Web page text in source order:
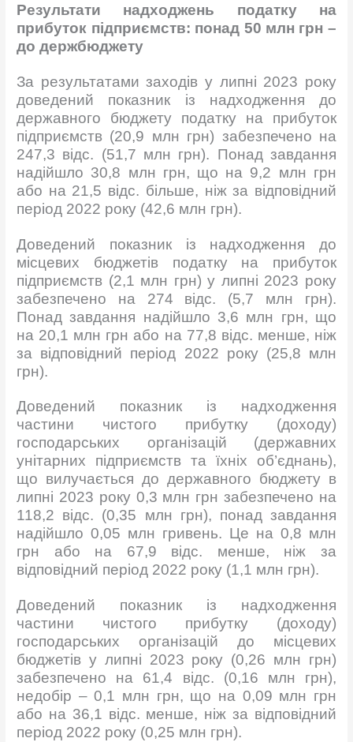
Результати надходжень податку на
прибуток підприємств: понад 50 млн грн –
до держбюджету
За результатами заходів у липні 2023 року
доведений показник із надходження до
державного бюджету податку на прибуток
підприємств (20,9 млн грн) забезпечено на
247,3 відс. (51,7 млн грн). Понад завдання
надійшло 30,8 млн грн, що на 9,2 млн грн
або на 21,5 відс. більше, ніж за відповідний
період 2022 року (42,6 млн грн).
Доведений показник із надходження до
місцевих бюджетів податку на прибуток
підприємств (2,1 млн грн) у липні 2023 року
забезпечено на 274 відс. (5,7 млн грн).
Понад завдання надійшло 3,6 млн грн, що
на 20,1 млн грн або на 77,8 відс. менше, ніж
за відповідний період 2022 року (25,8 млн
грн).
Доведений показник із надходження
частини чистого прибутку (доходу)
господарських організацій (державних
унітарних підприємств та їхніх об’єднань),
що вилучається до державного бюджету в
липні 2023 року 0,3 млн грн забезпечено на
118,2 відс. (0,35 млн грн), понад завдання
надійшло 0,05 млн гривень. Це на 0,8 млн
грн або на 67,9 відс. менше, ніж за
відповідний період 2022 року (1,1 млн грн).
Доведений показник із надходження
частини чистого прибутку (доходу)
господарських організацій до місцевих
бюджетів у липні 2023 року (0,26 млн грн)
забезпечено на 61,4 відс. (0,16 млн грн),
недобір – 0,1 млн грн, що на 0,09 млн грн
або на 36,1 відс. менше, ніж за відповідний
період 2022 року (0,25 млн грн).